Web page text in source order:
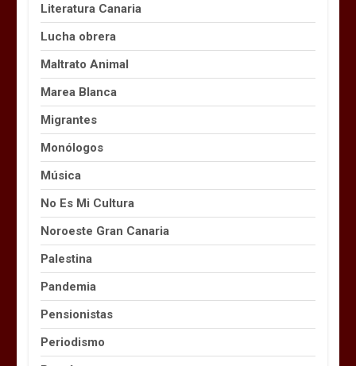
Literatura Canaria
Lucha obrera
Maltrato Animal
Marea Blanca
Migrantes
Monólogos
Música
No Es Mi Cultura
Noroeste Gran Canaria
Palestina
Pandemia
Pensionistas
Periodismo